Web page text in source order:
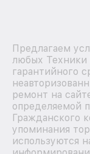
Предлагаем
любых Техники
гарантийного
ремонт на
определяемой
Гражданского
упоминания
используются